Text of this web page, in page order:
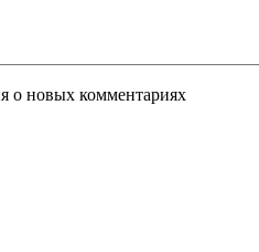
о новых комментариях